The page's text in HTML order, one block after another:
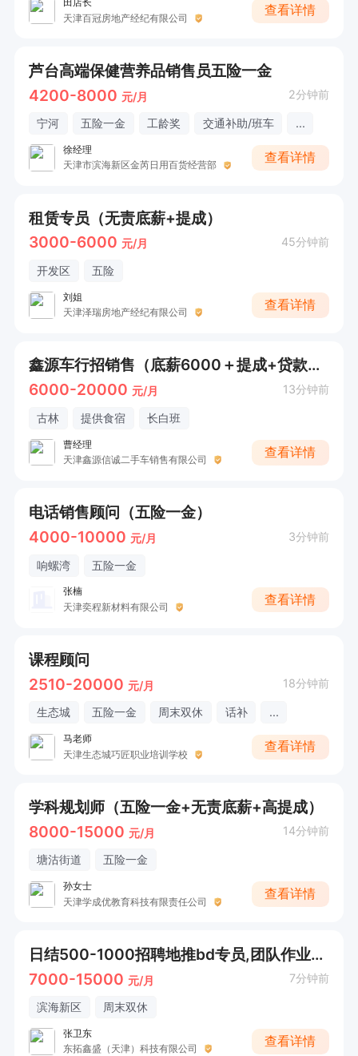
天津百冠房地产经纪有限公司
查看详情
芦台高端保健营养品销售员五险一金
4200-8000 元/月 2分钟前
宁河 五险一金 工龄奖 交通补助/班车 ...
徐经理
天津市滨海新区金芮日用百货经营部
查看详情
租赁专员（无责底薪+提成）
3000-6000 元/月 45分钟前
开发区 五险
刘姐
天津泽瑞房地产经纪有限公司
查看详情
鑫源车行招销售（底薪6000＋提成+贷款返点+收车提成）
6000-20000 元/月 13分钟前
古林 提供食宿 长白班
曹经理
天津鑫源信诚二手车销售有限公司
查看详情
电话销售顾问（五险一金）
4000-10000 元/月 3分钟前
响螺湾 五险一金
张楠
天津奕程新材料有限公司
查看详情
课程顾问
2510-20000 元/月 18分钟前
生态城 五险一金 周末双休 话补 ...
马老师
天津生态城巧匠职业培训学校
查看详情
学科规划师（五险一金+无责底薪+高提成）
8000-15000 元/月 14分钟前
塘沽街道 五险一金
孙女士
天津学成优教育科技有限责任公司
查看详情
日结500-1000招聘地推bd专员,团队作业有人带
7000-15000 元/月 7分钟前
滨海新区 周末双休
张卫东
东拓鑫盛（天津）科技有限公司
查看详情